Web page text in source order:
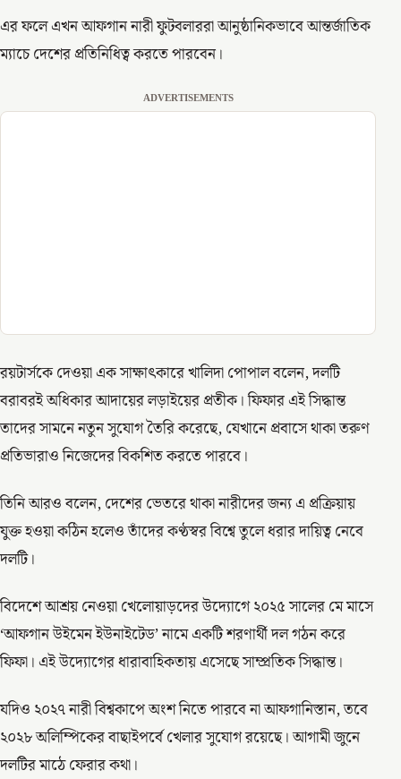
এর ফলে এখন আফগান নারী ফুটবলাররা আনুষ্ঠানিকভাবে আন্তর্জাতিক
ম্যাচে দেশের প্রতিনিধিত্ব করতে পারবেন।
ADVERTISEMENTS
রয়টার্সকে দেওয়া এক সাক্ষাৎকারে খালিদা পোপাল বলেন, দলটি
বরাবরই অধিকার আদায়ের লড়াইয়ের প্রতীক। ফিফার এই সিদ্ধান্ত
তাদের সামনে নতুন সুযোগ তৈরি করেছে, যেখানে প্রবাসে থাকা তরুণ
প্রতিভারাও নিজেদের বিকশিত করতে পারবে।
তিনি আরও বলেন, দেশের ভেতরে থাকা নারীদের জন্য এ প্রক্রিয়ায়
যুক্ত হওয়া কঠিন হলেও তাঁদের কণ্ঠস্বর বিশ্বে তুলে ধরার দায়িত্ব নেবে
দলটি।
বিদেশে আশ্রয় নেওয়া খেলোয়াড়দের উদ্যোগে ২০২৫ সালের মে মাসে
‘আফগান উইমেন ইউনাইটেড’ নামে একটি শরণার্থী দল গঠন করে
ফিফা। এই উদ্যোগের ধারাবাহিকতায় এসেছে সাম্প্রতিক সিদ্ধান্ত।
যদিও ২০২৭ নারী বিশ্বকাপে অংশ নিতে পারবে না আফগানিস্তান, তবে
২০২৮ অলিম্পিকের বাছাইপর্বে খেলার সুযোগ রয়েছে। আগামী জুনে
দলটির মাঠে ফেরার কথা।